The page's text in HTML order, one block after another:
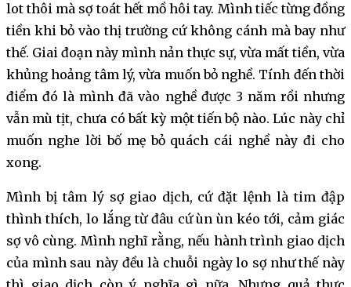
lot thôi mà sợ toát hết mồ hôi tay. Mình tiếc từng đồng
tiền khi bỏ vào thị trường cứ không cánh mà bay như
thế. Giai đoạn này mình nản thực sự, vừa mất tiền, vừa
khủng hoảng tâm lý, vừa muốn bỏ nghề. Tính đến thời
điểm đó là mình đã vào nghề được 3 năm rồi nhưng
vẫn mù tịt, chưa có bất kỳ một tiến bộ nào. Lúc này chỉ
muốn nghe lời bố mẹ bỏ quách cái nghề này đi cho
xong.
Mình bị tâm lý sợ giao dịch, cứ đặt lệnh là tim đập
thình thích, lo lắng từ đâu cứ ùn ùn kéo tới, cảm giác
sợ vô cùng. Mình nghĩ rằng, nếu hành trình giao dịch
của mình sau này đều là chuỗi ngày lo sợ như thế này